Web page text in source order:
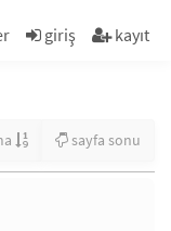
giriş kayıt
sayfa sonu